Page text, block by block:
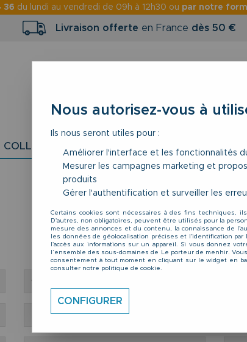
36 du lundi au vendredi de 09h à 12h30 ou par notre
Livraison offerte en France dès 50 €
COLLECTION PRINTEMPS / ÉTÉ
Kam
Manteaux & Blousons
Nous autorisez-vous à
Ils nous seront utiles pour :
Améliorer l'interface et les fonctionnalités
Mesurer les campagnes marketing et
produits
Gérer l'authentification et surveiller les
Certains cookies sont nécessaires à des fins techniques,
D'autres, non obligatoires, peuvent être utilisés pour la
mesure des annonces et du contenu, la connaissance de
les données de géolocalisation précises et l'identification par
l'accès aux informations sur un appareil. Si vous donnez
l’ensemble des sous-domaines de Le porteur de menhir.
consentement à tout moment en cliquant sur le widget en
consulter notre politique de cookie.
CONFIGURER